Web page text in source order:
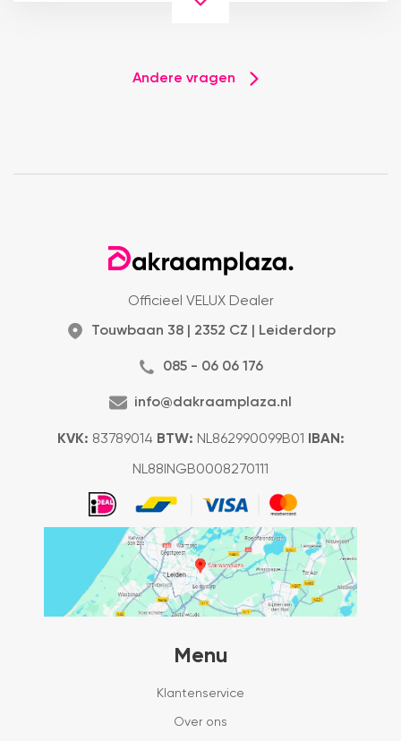
Andere vragen
Officieel VELUX Dealer
Touwbaan 38 | 2352 CZ | Leiderdorp
085 - 06 06 176
info@dakraamplaza.nl
KVK: 83789014 BTW: NL862990099B01 IBAN:
NL88INGB0008270111
Menu
Klantenservice
Over ons